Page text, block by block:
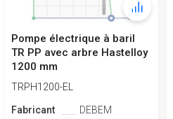
Pompe électrique à baril
TR PP avec arbre Hastelloy
1200 mm
TRPH1200-EL
Fabricant
DEBEM